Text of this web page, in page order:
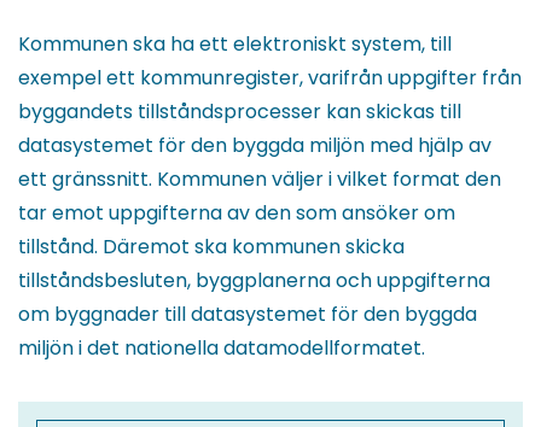
Kommunen ska ha ett elektroniskt system, till
exempel ett kommunregister, varifrån uppgifter från
byggandets tillståndsprocesser kan skickas till
datasystemet för den byggda miljön med hjälp av
ett gränssnitt. Kommunen väljer i vilket format den
tar emot uppgifterna av den som ansöker om
tillstånd. Däremot ska kommunen skicka
tillståndsbesluten, byggplanerna och uppgifterna
om byggnader till datasystemet för den byggda
miljön i det nationella datamodellformatet.